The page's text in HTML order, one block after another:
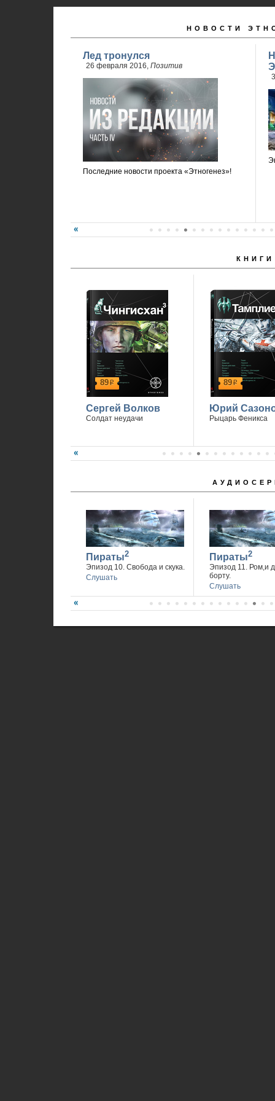
НОВОСТИ
Лед тронулся
26 февраля 2016, Позитив
Последние новости проекта «Этногенез»!
КНИГИ
89р
Сергей Волков
Солдат неудачи
89р
Юрий
Рыцарь Феникса
Пираты2
Эпизод 10. Свобода и скука.
Слушать
Пираты2
Эпизод 11. Ром,и
борту.
Слушать